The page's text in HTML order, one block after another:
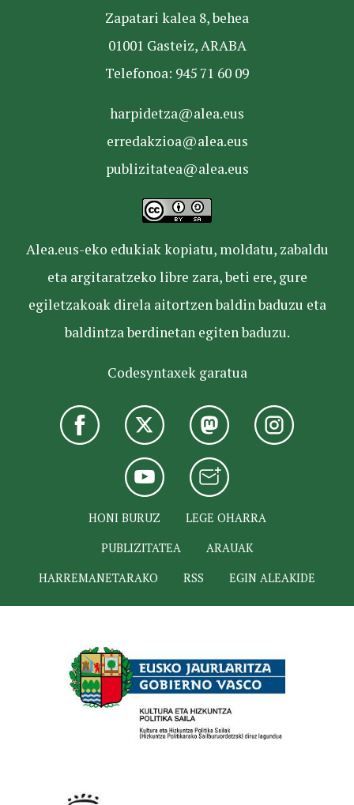
Zapatari kalea 8, behea
01001 Gasteiz, ARABA
Telefonoa: 945 71 60 09
harpidetza@alea.eus
erredakzioa@alea.eus
publizitatea@alea.eus
Alea.eus-eko edukiak kopiatu, moldatu, zabaldu
eta argitaratzeko libre zara, beti ere, gure
egiletzakoak direla aitortzen baldin baduzu eta
baldintza berdinetan egiten baduzu.
Codesyntaxek garatua
HONI BURUZ
LEGE OHARRA
PUBLIZITATEA
ARAUAK
HARREMANETARAKO
RSS EGIN ALEAKIDE